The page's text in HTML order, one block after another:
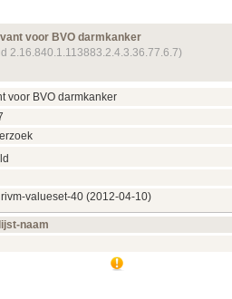
voor BVO darmkanker
2.16.840.1.113883.2.4.3.36.77.6.7)
voor BVO darmkanker
rivm-valueset-40 (2012‑04‑10)
naam